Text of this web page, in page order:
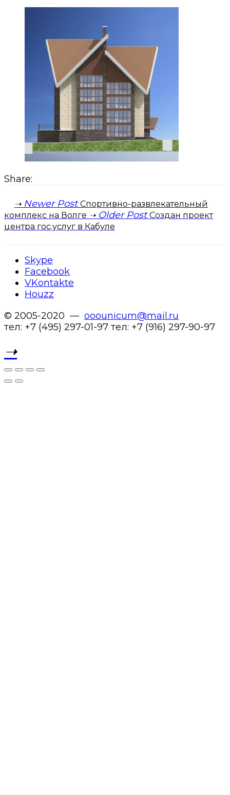
Share:
Newer Post Спортивно-развлекательный
комплекс на Волге
Older Post Создан проект
центра гос.услуг в Кабуле
Skype
Facebook
VKontakte
Houzz
© 2005-2020 — ooounicum@mail.ru
тел: +7 (495) 297-01-97 тел: +7 (916) 297-90-97